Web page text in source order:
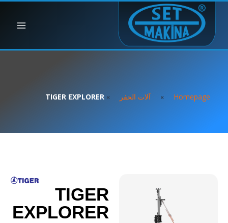
Homepage
» آلات الحفر »
TIGER EXPLORER
TIGER
EXPLORER